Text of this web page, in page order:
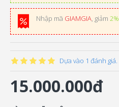
Nhập mã GIAMGIA, giảm 2%
Dựa vào 1 đánh giá.
15.000.000đ